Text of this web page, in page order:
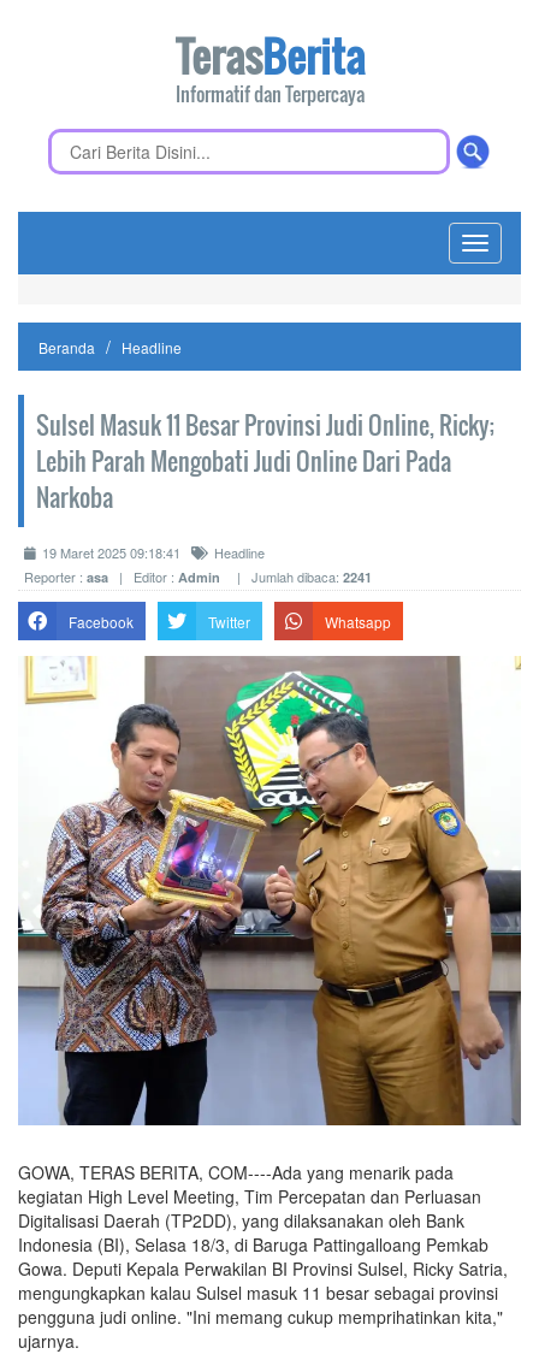
TerasBerita
Informatif dan Terpercaya
Toggle
Beranda Headline
Sulsel Masuk 11 Besar Provinsi Judi Online, Ricky;
Lebih Parah Mengobati Judi Online Dari Pada
Narkoba
19 Maret 2025 09:18:41
Headline
Reporter : asa | Editor : Admin | Jumlah dibaca: 2241
Facebook Twitter Whatsapp
GOWA, TERAS BERITA, COM----Ada yang menarik pada
kegiatan High Level Meeting, Tim Percepatan dan Perluasan
Digitalisasi Daerah (TP2DD), yang dilaksanakan oleh Bank
Indonesia (BI), Selasa 18/3, di Baruga Pattingalloang Pemkab
Gowa. Deputi Kepala Perwakilan BI Provinsi Sulsel, Ricky Satria,
mengungkapkan kalau Sulsel masuk 11 besar sebagai provinsi
pengguna judi online. "Ini memang cukup memprihatinkan kita,"
ujarnya.